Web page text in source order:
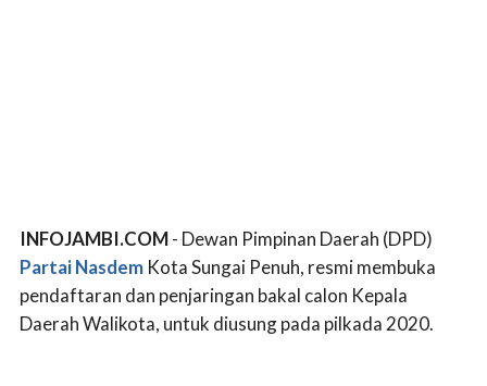
INFOJAMBI.COM- Dewan Pimpinan Daerah (DPD)
Partai Nasdem Kota Sungai Penuh, resmi membuka
pendaftaran dan penjaringan bakal calon Kepala
Daerah Walikota, untuk diusung pada pilkada 2020.